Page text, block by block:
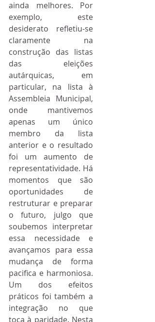
ainda melhores. Por
exemplo, este
desiderato refletiu-se
claramente na
construção das listas
das eleições
autárquicas, em
particular, na lista à
Assembleia Municipal,
onde mantivemos
apenas um único
membro da lista
anterior e o resultado
foi um aumento de
representatividade. Há
momentos que são
oportunidades de
restruturar e preparar
o futuro, julgo que
soubemos interpretar
essa necessidade e
avançamos para essa
mudança de forma
pacifica e harmoniosa.
Um dos efeitos
práticos foi também a
integração no que
toca à paridade. Nesta